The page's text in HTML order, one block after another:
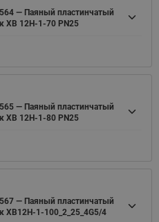
— Паяный пластинчатый
XB 12H-1-70 PN25
— Паяный пластинчатый
XB 12H-1-80 PN25
— Паяный пластинчатый
XB12H-1-100_2_25_4G5/4